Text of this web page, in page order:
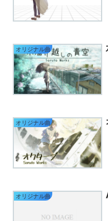
オリジナル曲
オリジナル曲
オリジナル曲